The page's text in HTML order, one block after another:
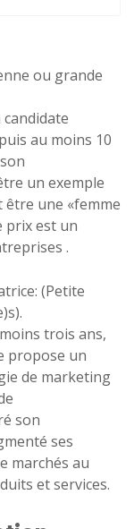
ou grande
au moins 10
un exemple
être une «femme
prix est un
.
(Petite
trois ans,
propose un
de marketing
son
ses
marchés au
et services.